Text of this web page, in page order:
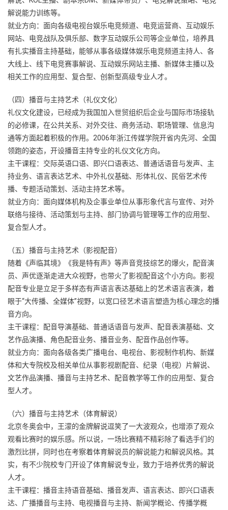
解说能力训练等。
就业方向：面向各级电视台娱乐电竞频道、电竞运营商、互动娱乐
网站、电竞战队及俱乐部、数字互动娱乐公司等企业单位，培养具
有扎实播音主持基础，能够从事各级媒体娱乐电竞频道主持人、各
大线上、线下电竞赛事解说、互动娱乐网站主播、新媒体主播以及
相关工作的应用型、复合型、创新型高级专业人才。
（四）播音与主持艺术（礼仪文化）
礼仪文化建设，已经成为我国加入世贸组织后企业与国际市场接轨
的必修课，在公共关系、对外交往、商务活动、职场管理、信息沟
通等方面起着积极的作用。2006年浙江传媒学院开省内先河、全国
领跑的姿态，开设播音主持专业的礼仪文化方向。
主干课程：交际英语口语、即兴口语表达、普通话语音与发声、主
持业务、语言表达艺术、中外礼仪基础、形体礼仪、民俗艺术传
播、专题活动策划、活动主持艺术等。
就业方向：面向媒体机构及企事业单位从事形象代言与宣传、对外
联络与接待、活动策划与主持、部门协调与管理等工作的应用型、
复合型人才。
（五）播音与主持艺术（影视配音）
随着《声临其境》《我是特有声》等声音竞技综艺的爆火，配音演
员、声优逐渐走进大众视野，也带火了影视配音这个小方向。影视
配音专业是立足于多样态有声语言表达基础上的艺术语言表演，着
眼于“大传播、全媒体”视野，以宽口径艺术语言塑造为核心理念的播
音方向。
主干课程：配音导演基础、普通话语音与发声、配音表演基础、文
艺作品演播、角色配音业务、播音业务、配音作品创作等。
就业方向：面向各级各类广播电台、电视台、影视制作机构、新媒
体和大专院校及相关单位从事影视剧配音、纪录（电视）片解说、
文艺作品演播、播音与主持艺术、配音教学等工作的应用型、复合
型人才。
（六）播音与主持艺术（体育解说）
北京冬奥会中，王濛的金牌解说逗笑了一大波观众，也增添了观众
观看比赛时的娱乐感。所以说，一场比赛精不精彩除了看选手们的
激烈比拼，同时也在考察着体育解说员的解说能力和解说风格。其
实，有不少院校专门开设了体育解说专业，致力于培养优秀的解说
人才。
主干课程：播音主持语音基础、播音发声、语言表达、即兴口语表
达、广播播音与主持、电视播音与主持、新闻学概论、传播学概